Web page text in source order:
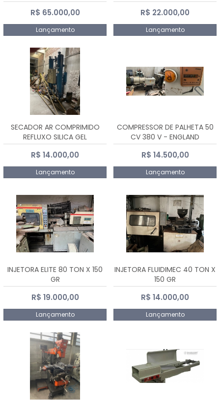
R$ 65.000,00
Lançamento
R$ 22.000,00
Lançamento
SECADOR AR COMPRIMIDO
REFLUXO SILICA GEL
R$ 14.000,00
Lançamento
COMPRESSOR DE PALHETA 50
CV 380 V - ENGLAND
R$ 14.500,00
Lançamento
INJETORA ELITE 80 TON X 150
GR
R$ 19.000,00
Lançamento
INJETORA FLUIDIMEC 40 TON X
150 GR
R$ 14.000,00
Lançamento